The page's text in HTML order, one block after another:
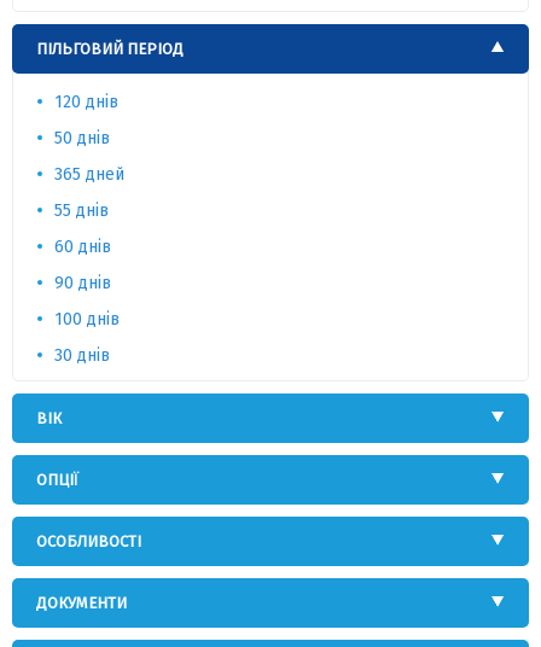
ПІЛЬГОВИЙ ПЕРІОД
120 днів
50 днів
365 дней
55 днів
60 днів
90 днів
100 днів
30 днів
ВІК
ОПЦІЇ
ОСОБЛИВОСТІ
ДОКУМЕНТИ